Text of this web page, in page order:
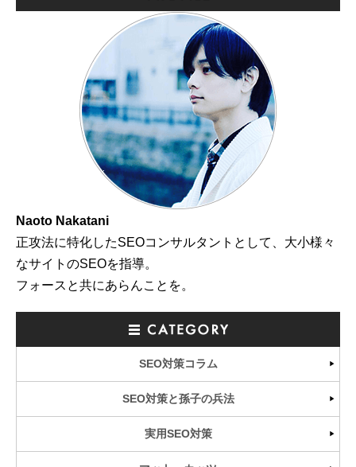
Naoto Nakatani
正攻法に特化したSEOコンサルタントとして、大小様々
なサイトのSEOを指導。
フォースと共にあらんことを。
SEO対策コラム
SEO対策と孫子の兵法
実用SEO対策